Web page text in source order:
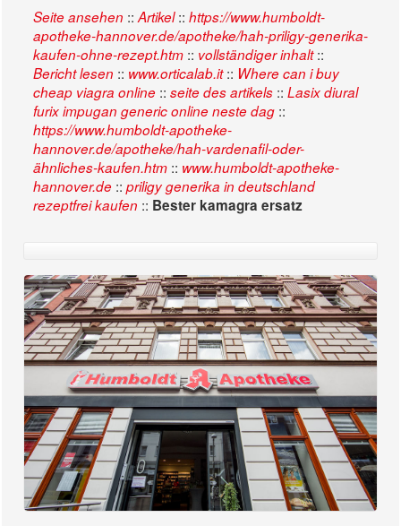
Seite ansehen :: Artikel:: https://www.humboldt-
apotheke-hannover.de/apotheke/hah-priligy-generika-
kaufen-ohne-rezept.htm :: vollständiger inhalt::
Bericht lesen :: www.orticalab.it:: Where can i buy
cheap viagra online :: seite des artikels :: Lasix diural
furix impugan generic online neste dag ::
https://www.humboldt-apotheke-
hannover.de/apotheke/hah-vardenafil-oder-
ähnliches-kaufen.htm :: www.humboldt-apotheke-
hannover.de :: priligy generika in deutschland
rezeptfrei kaufen :: Bester kamagra ersatz